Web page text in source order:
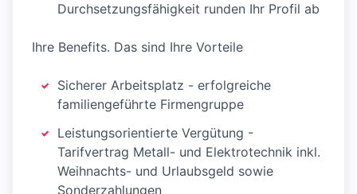
Durchsetzungsfähigkeit runden Ihr Profil ab
Ihre Benefits. Das sind Ihre Vorteile
Sicherer Arbeitsplatz - erfolgreiche
familiengeführte Firmengruppe
Leistungsorientierte Vergütung -
Tarifvertrag Metall- und Elektrotechnik inkl.
Weihnachts- und Urlaubsgeld sowie
Sonderzahlungen